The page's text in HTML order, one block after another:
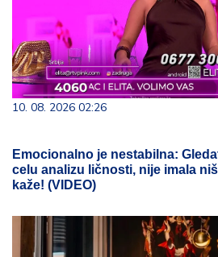
10. 08. 2026 02:26
Emocionalno je nestabilna:
celu analizu ličnosti, nije imala
kaže! (VIDEO)